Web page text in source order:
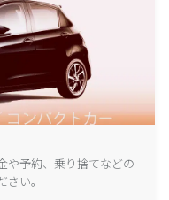
や予約、乗り捨てなどの
い。